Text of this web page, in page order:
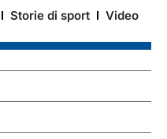
Storie di sport Video